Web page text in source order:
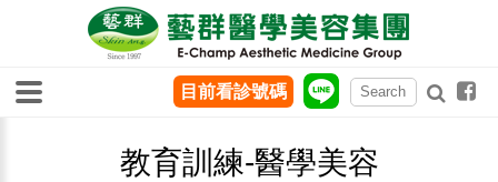
教育訓練-醫學美容
目前看診號碼